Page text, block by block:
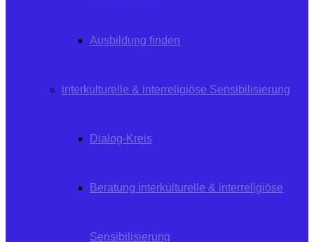
Ausbildung finden
interkulturelle & interreligiöse Sensibilisierung
Dialog-Kreis
Beratung interkulturelle & interreligiöse
Sensibilisierung